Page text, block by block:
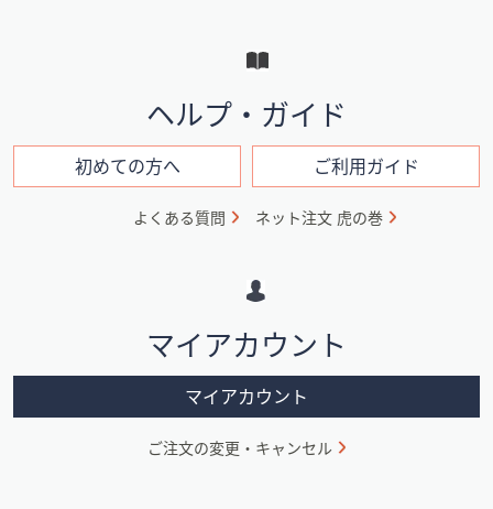
ン
ン
ヘルプ・ガイド
初めての方へ ご利用ガイド
よくある質問 ネット注文 虎の巻
マイアカウント
マイアカウント
ご注文の変更・キャンセル